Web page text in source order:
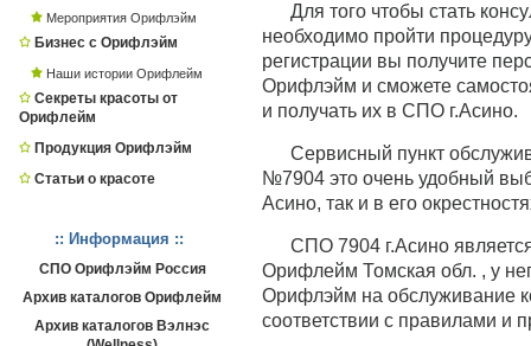
Мероприятия Орифлэйм
Бизнес с Орифлэйм
Наши истории Орифлейм
Секреты красоты от
Орифлейм
Продукция Орифлэйм
Статьи о красоте
:: Информация ::
СПО Орифлэйм Россия
Архив каталогов Орифлейм
Архив каталогов Вэлнэс
Для того чтобы стать
необходимо пройти
регистрации вы получите
Орифлэйм и сможете
и получать их в СПО г.Асино.
Сервисный пункт
№7904 это очень удобный
Асино, так и в его
СПО 7904 г.Асино
Орифлейм Томская обл. , у
Орифлэйм на обслуживание
соответствии с правилами и